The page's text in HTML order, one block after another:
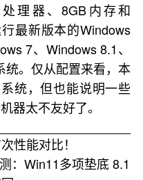
理器、8GB内存和
最新版本的Windows
7、Windows 8.1、
统。仅从配置来看，本
统，但也能说明一些
器太不友好了。